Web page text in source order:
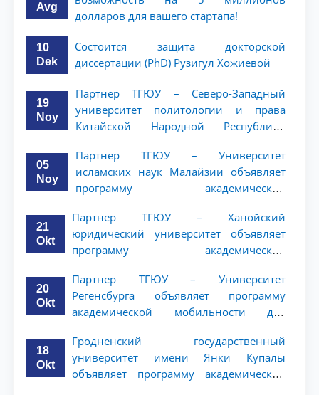
Avg
долларов для вашего стартапа!
10
Dek
Состоится защита докторской
диссертации (PhD) Рузигул Xoжиевой
19
Noy
Партнер ТГЮУ – Северо-Западный
университет политологии и права
Китайской Народной Республики
академической мобильности для
студентов 2–3 курсов
05
Noy
Партнер ТГЮУ – Университет
исламских наук Малайзии объявляет
программу академической
ТГЮУ
21
Okt
Партнер ТГЮУ – Ханойский
юридический университет объявляет
программу академической
20
Okt
Партнер ТГЮУ – Университет
Регенсбурга объявляет программу
академической мобильности для
18
Okt
Гродненский государственный
университет имени Янки Купалы
объявляет программу академической